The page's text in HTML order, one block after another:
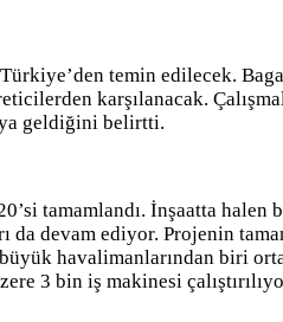
temin edilecek.
karşılanacak.
geldiğini belirtti.
tamamlandı. İnşaatta
devam ediyor. Projenin
havalimanlarından biri
3 bin iş makinesi